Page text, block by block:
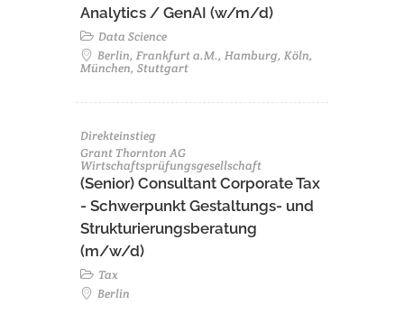
Analytics / GenAI (w/m/d)
Data Science
Berlin, Frankfurt a.M., Hamburg, Köln,
München, Stuttgart
Direkteinstieg
Grant Thornton AG
Wirtschaftsprüfungsgesellschaft
(Senior) Consultant Corporate Tax
- Schwerpunkt Gestaltungs- und
Strukturierungsberatung
(m/w/d)
Tax
Berlin